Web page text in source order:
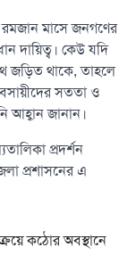
রমজান মাসে জনগণের
দায়িত্ব। কেউ যদি
জড়িত থাকে, তাহলে
সততা ও
আহ্বান জানান।
প্রদর্শন
প্রশাসনের এ
কঠোর অবস্থানে